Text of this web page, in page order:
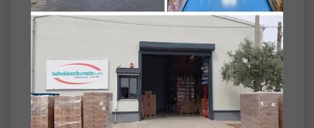
tahrişe karşı bebeğin cildinin korunmasına
Skualen ve lesitin içeriğiyle koruyucu yağlı
formüle sahiptir.
Bebeğin derisinin terlemesini ve nefes
almasını engellemez.
pH 5.5 değeri sayesinde bebeğin cildinin
doğal gelişimini destekler.